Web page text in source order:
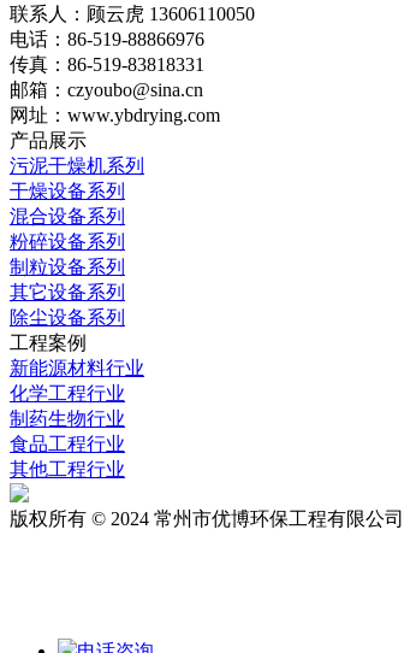
联系人：顾云虎 13606110050
电话：86-519-88866976
传真：86-519-83818331
邮箱：czyoubo@sina.cn
网址：www.ybdrying.com
产品展示
污泥干燥机系列
干燥设备系列
混合设备系列
粉碎设备系列
制粒设备系列
其它设备系列
除尘设备系列
工程案例
新能源材料行业
化学工程行业
制药生物行业
食品工程行业
其他工程行业
版权所有 © 2024 常州市优博环保工程有限